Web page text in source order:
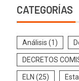
CATEGORÍAS
Análisis (1)
DECRETOS
ELN (25)